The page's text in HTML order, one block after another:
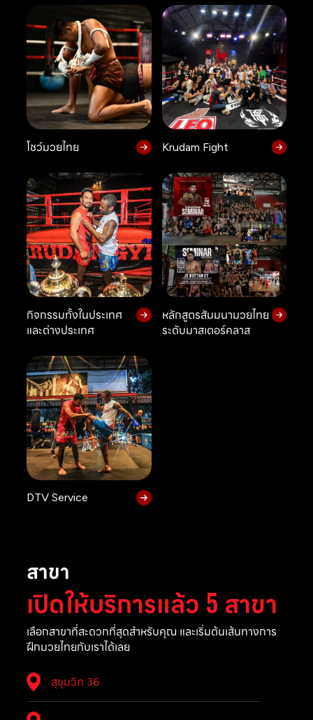
โชว์มวยไทย Krudam Fight
กิจกรรมทั้งในประเทศ
และต่างประเทศ
หลักสูตรสัมมนามวยไทย
ระดับมาสเตอร์คลาส
DTV Service
สาขา
เปิดให้บริการแล้ว 5 สาขา
เลือกสาขาที่สะดวกที่สุดสำหรับคุณ และเริ่มต้นเส้นทางการ
ฝึกมวยไทยกับเราได้เลย
สุขุมวิท 36